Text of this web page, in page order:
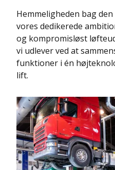
Hemmeligheden bag
vores dedikerede
og kompromisløst
vi udlever ved at
funktioner i én
lift.